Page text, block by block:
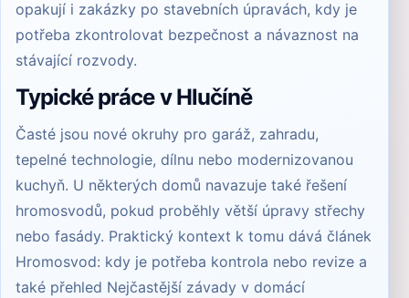
opakují i zakázky po stavebních úpravách, kdy je
potřeba zkontrolovat bezpečnost a návaznost na
stávající rozvody.
Typické práce v Hlučíně
Časté jsou nové okruhy pro garáž, zahradu,
tepelné technologie, dílnu nebo modernizovanou
kuchyň. U některých domů navazuje také řešení
hromosvodů, pokud proběhly větší úpravy střechy
nebo fasády. Praktický kontext k tomu dává článek
Hromosvod: kdy je potřeba kontrola nebo revize a
také přehled Nejčastější závady v domácí